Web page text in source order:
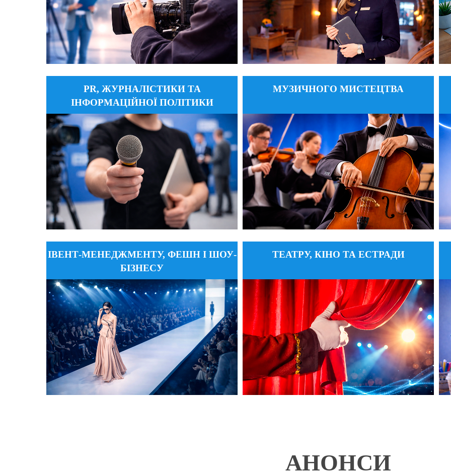
ДЕТАЛЬНІШЕ
ДЕТАЛЬНІШЕ
PR, ЖУРНАЛІСТИКИ ТА
ІНФОРМАЦІЙНОЇ ПОЛІТИКИ
Email:
kafedrapr_knukim@ukr.net
Тел:
+38 (093) 157-16-29
Адреса:
вул. Є. Коновальця, 36, корпус
№ 1, каб. 905
ДЕТАЛЬНІШЕ
МУЗИЧНОГО МИСТЕЦТВА
Email:
info@fmm.knukim.edu.ua
Тел:
+38 (96) 391-28-91; +38 (093) 831-61-82
Адреса:
вул. Д. Дорошенка, 20, каб. 48
ДЕТАЛЬНІШЕ
ІВЕНТ-МЕНЕДЖМЕНТУ, ФЕШН І ШОУ-
БІЗНЕСУ
Email:
fimishb@gmail.com
Тел:
+38 (067) 502-06-40; +38 (093) 617-91-41
Адреса:
вул. Є. Коновальця, 36, корпус
№ 1, каб. 415
ДЕТАЛЬНІШЕ
ТЕАТРУ, КІНО ТА ЕСТРАДИ
Email:
ftik.knukim@gmail.com
Тел:
+38 (099) 628-79-79; +38 (050) 603-16-25
Адреса:
вул. Є. Коновальця, 36, корпус
№ 1, каб. 313
ДЕТАЛЬНІШЕ
АНОНСИ